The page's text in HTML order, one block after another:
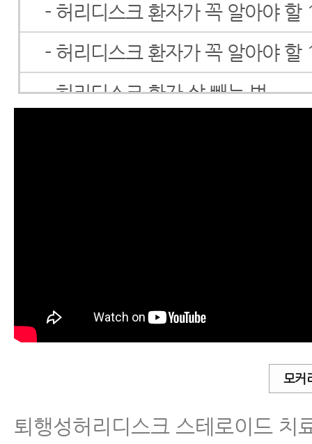
- 허리디스크 환자가 꼭 알아야 할
- 허리디스크 환자가 꼭 알아야 할
- 허리디스크 환자 살 빼는 법
- 허리디스크 자연치유 - 이론편
- 허리디스크파열 자연치유 - 실전
모커
퇴행성허리디스크 스테로이드 치